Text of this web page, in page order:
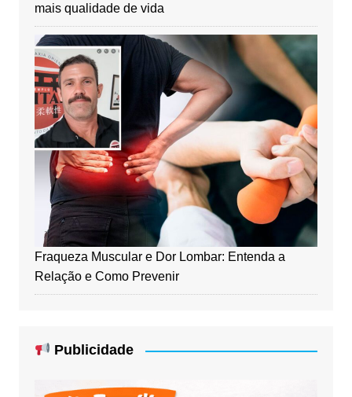
mais qualidade de vida
Fraqueza Muscular e Dor Lombar: Entenda a
Relação e Como Prevenir
Publicidade